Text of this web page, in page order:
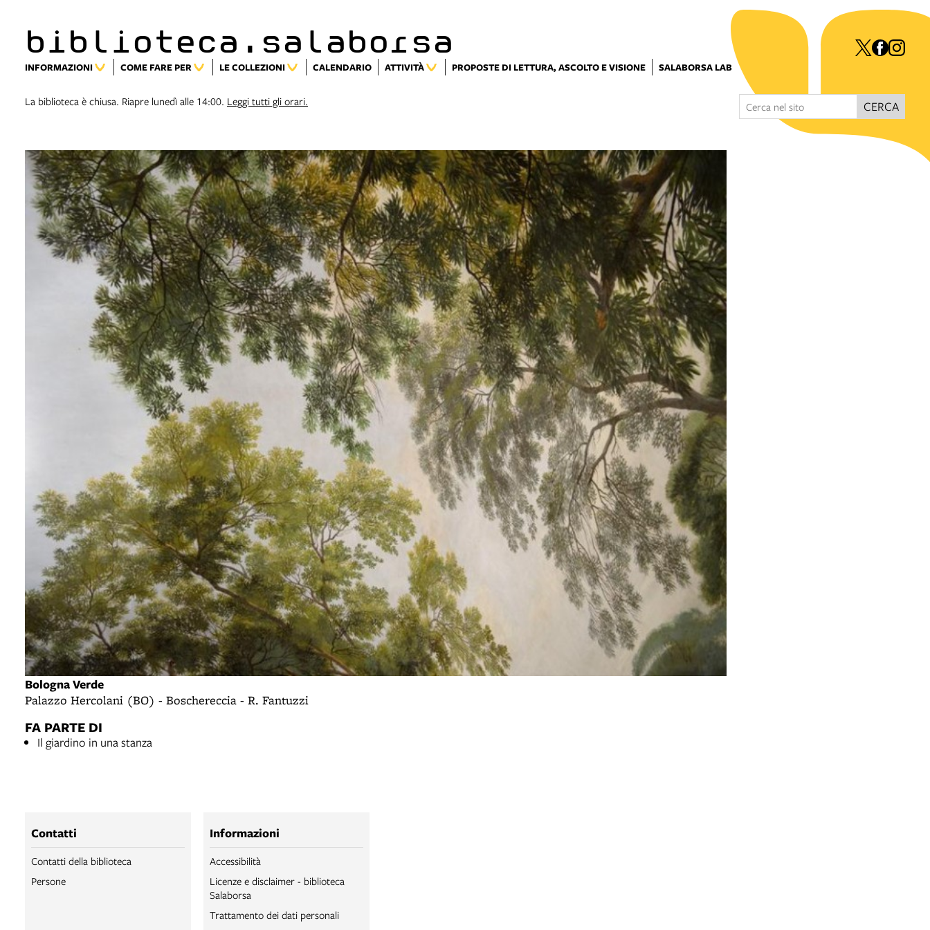
biblioteca.salaborsa
INFORMAZIONI COME FARE PER LE COLLEZIONI CALENDARIO ATTIVITÀ PROPOSTE DI LETTURA, ASCOLTO E VISIONE SALABORSA LAB
La biblioteca è chiusa. Riapre lunedì alle 14:00. Leggi tutti gli orari. CERCA
Bologna Verde
Palazzo Hercolani (BO) - Boschereccia - R. Fantuzzi
FA PARTE DI
Il giardino in una stanza
Contatti
Contatti della biblioteca
Persone
Informazioni
Accessibilità
Licenze e disclaimer - biblioteca
Salaborsa
Trattamento dei dati personali